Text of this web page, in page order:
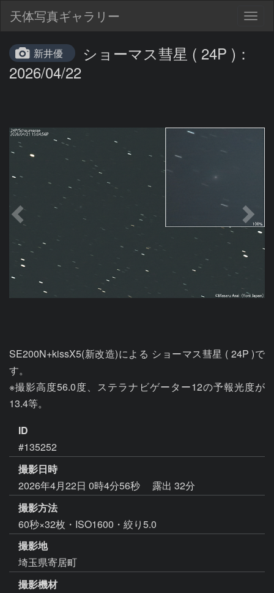
天体写真ギャラリー
新井優
ショーマス彗星 ( 24P )：
2026/04/22
SE200N+kissX5(新改造)による ショーマス彗星 ( 24P )で
す。
※撮影高度56.0度、ステラナビゲーター12の予報光度が
13.4等。
ID
#135252
撮影日時
2026年4月22日 0時4分56秒
露出 32分
撮影方法
60秒×32枚・ISO1600・絞り5.0
撮影地
埼玉県寄居町
撮影機材